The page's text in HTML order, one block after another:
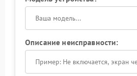
Описание неисправности: